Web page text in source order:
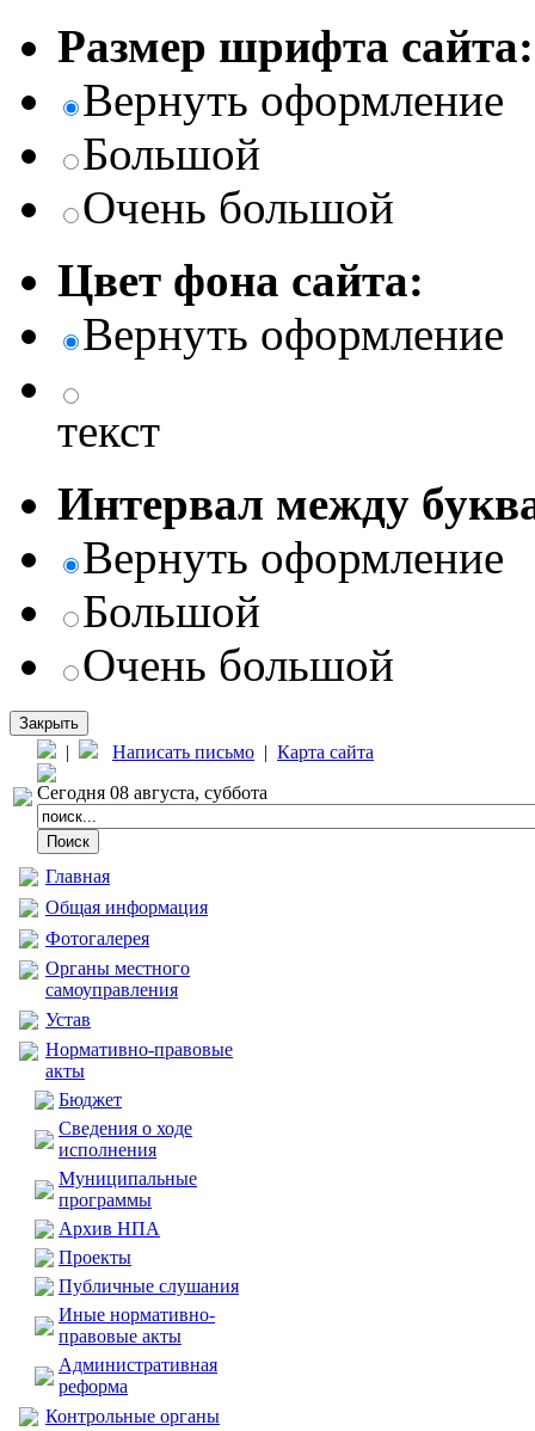
Размер шрифта сайта:
Вернуть оформление
Большой
Очень большой
Цвет фона сайта:
Вернуть оформление
текст
Интервал между
Вернуть оформление
Большой
Очень большой
Закрыть
| Написать письмо | Карта сайта
Сегодня 08 августа, суббота
Главная
Общая информация
Фотогалерея
Органы местного
самоуправления
Устав
Нормативно-правовые
акты
Бюджет
Сведения о ходе
исполнения
Муниципальные
программы
Архив НПА
Проекты
Публичные слушания
Иные нормативно-
правовые акты
Административная
реформа
Контрольные органы